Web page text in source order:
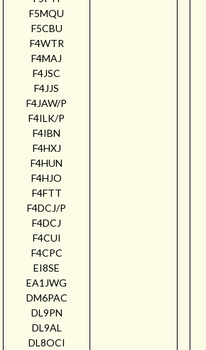
F5MQU
F5CBU
F4WTR
F4MAJ
F4JSC
F4JJS
F4JAW/P
F4ILK/P
F4IBN
F4HXJ
F4HUN
F4HJO
F4FTT
F4DCJ/P
F4DCJ
F4CUI
F4CPC
EI8SE
EA1JWG
DM6PAC
DL9PN
DL9AL
DL8OCI